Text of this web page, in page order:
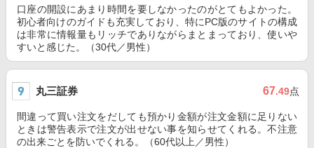
口座の開設にあまり時間を要しなかったのがとてもよかった。
初心者向けのガイドも充実しており、特にPC版のサイトの構成
は非常に情報量もリッチでありながらまとまっており、使いや
すいと感じた。（30代／男性）
丸三証券 67.49点
間違って買い注文をだしても預かり金額が注文金額に足りない
ときは警告表示で注文が出せない事を知らせてくれる。不注意
の出来ごとを防いでくれる。（60代以上／男性）